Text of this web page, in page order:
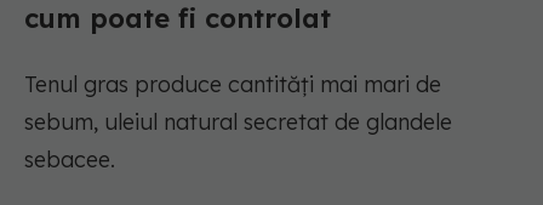
cum poate fi controlat
Tenul gras produce cantități mai mari de
sebum, uleiul natural secretat de glandele
sebacee.